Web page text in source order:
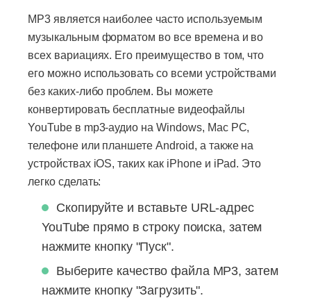
MP3 является наиболее часто используемым
музыкальным форматом во все времена и во
всех вариациях. Его преимущество в том, что
его можно использовать со всеми устройствами
без каких-либо проблем. Вы можете
конвертировать бесплатные видеофайлы
YouTube в mp3-аудио на Windows, Mac PC,
телефоне или планшете Android, а также на
устройствах iOS, таких как iPhone и iPad. Это
легко сделать:
Скопируйте и вставьте URL-адрес
YouTube прямо в строку поиска, затем
нажмите кнопку "Пуск".
Выберите качество файла MP3, затем
нажмите кнопку "Загрузить".